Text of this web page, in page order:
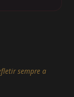
sempre a